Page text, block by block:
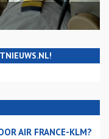
AIR FRANCE-KLM?